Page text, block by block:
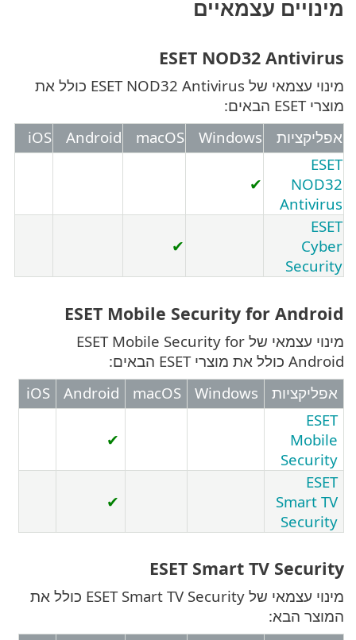
עצמאיים
ESET NOD32
מינוי עצמאי של ESET NOD32 Antivirus כולל את
Windows
macOS
Android
iOS
✔
ESET Mobile Security for
מינוי עצמאי של ESET Mobile Security for
Windows
macOS
Android
iOS
ESET Smart TV
מינוי עצמאי של ESET Smart TV Security כולל את